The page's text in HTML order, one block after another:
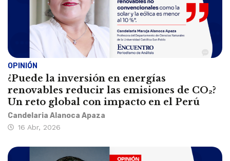
OPINIÓN
¿Puede la inversión en energías
renovables reducir las emisiones de CO₂?
Un reto global con impacto en el Perú
Candelaria Alanoca Apaza
16 Abr, 2026